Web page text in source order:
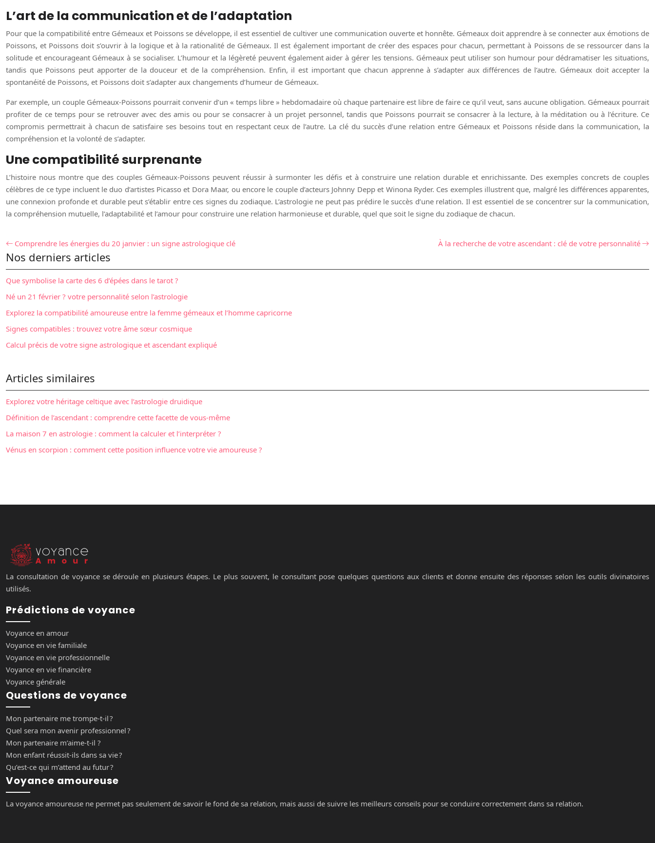
L’art de la communication et de l’adaptation
Pour que la compatibilité entre Gémeaux et Poissons se développe, il est essentiel de cultiver une communication ouverte et honnête. Gémeaux doit apprendre à se connecter aux émotions de
Poissons, et Poissons doit s’ouvrir à la logique et à la rationalité de Gémeaux. Il est également important de créer des espaces pour chacun, permettant à Poissons de se ressourcer dans la
solitude et encourageant Gémeaux à se socialiser. L’humour et la légèreté peuvent également aider à gérer les tensions. Gémeaux peut utiliser son humour pour dédramatiser les situations,
tandis que Poissons peut apporter de la douceur et de la compréhension. Enfin, il est important que chacun apprenne à s’adapter aux différences de l’autre. Gémeaux doit accepter la
spontanéité de Poissons, et Poissons doit s’adapter aux changements d’humeur de Gémeaux.
Par exemple, un couple Gémeaux-Poissons pourrait convenir d’un « temps libre » hebdomadaire où chaque partenaire est libre de faire ce qu’il veut, sans aucune obligation. Gémeaux pourrait
profiter de ce temps pour se retrouver avec des amis ou pour se consacrer à un projet personnel, tandis que Poissons pourrait se consacrer à la lecture, à la méditation ou à l’écriture. Ce
compromis permettrait à chacun de satisfaire ses besoins tout en respectant ceux de l’autre. La clé du succès d’une relation entre Gémeaux et Poissons réside dans la communication, la
compréhension et la volonté de s’adapter.
Une compatibilité surprenante
L’histoire nous montre que des couples Gémeaux-Poissons peuvent réussir à surmonter les défis et à construire une relation durable et enrichissante. Des exemples concrets de couples
célèbres de ce type incluent le duo d’artistes Picasso et Dora Maar, ou encore le couple d’acteurs Johnny Depp et Winona Ryder. Ces exemples illustrent que, malgré les différences apparentes,
une connexion profonde et durable peut s’établir entre ces signes du zodiaque. L’astrologie ne peut pas prédire le succès d’une relation. Il est essentiel de se concentrer sur la communication,
la compréhension mutuelle, l’adaptabilité et l’amour pour construire une relation harmonieuse et durable, quel que soit le signe du zodiaque de chacun.
Comprendre les énergies du 20 janvier : un signe astrologique clé À la recherche de votre ascendant : clé de votre personnalité
Nos derniers articles
Que symbolise la carte des 6 d’épées dans le tarot ?
Né un 21 février ? votre personnalité selon l’astrologie
Explorez la compatibilité amoureuse entre la femme gémeaux et l’homme capricorne
Signes compatibles : trouvez votre âme sœur cosmique
Calcul précis de votre signe astrologique et ascendant expliqué
Articles similaires
Explorez votre héritage celtique avec l’astrologie druidique
Définition de l’ascendant : comprendre cette facette de vous-même
La maison 7 en astrologie : comment la calculer et l’interpréter ?
Vénus en scorpion : comment cette position influence votre vie amoureuse ?
La consultation de voyance se déroule en plusieurs étapes. Le plus souvent, le consultant pose quelques questions aux clients et donne ensuite des réponses selon les outils divinatoires
utilisés.
Prédictions de voyance
Voyance en amour
Voyance en vie familiale
Voyance en vie professionnelle
Voyance en vie financière
Voyance générale
Questions de voyance
Mon partenaire me trompe-t-il ?
Quel sera mon avenir professionnel ?
Mon partenaire m’aime-t-il ?
Mon enfant réussit-ils dans sa vie ?
Qu’est-ce qui m’attend au futur ?
Voyance amoureuse
La voyance amoureuse ne permet pas seulement de savoir le fond de sa relation, mais aussi de suivre les meilleurs conseils pour se conduire correctement dans sa relation.